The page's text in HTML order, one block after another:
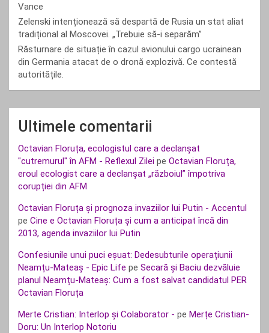
Vance
Zelenski intenționează să despartă de Rusia un stat aliat
tradițional al Moscovei. „Trebuie să-i separăm”
Răsturnare de situație în cazul avionului cargo ucrainean
din Germania atacat de o dronă explozivă. Ce contestă
autoritățile.
Ultimele comentarii
Octavian Floruța, ecologistul care a declanșat
"cutremurul" în AFM - Reflexul Zilei pe Octavian Floruța,
eroul ecologist care a declanșat „războiul” împotriva
corupției din AFM
Octavian Floruța și prognoza invaziilor lui Putin - Accentul
pe Cine e Octavian Floruța și cum a anticipat încă din
2013, agenda invaziilor lui Putin
Confesiunile unui puci eșuat: Dedesubturile operațiunii
Neamțu-Mateaș - Epic Life pe Secară și Baciu dezvăluie
planul Neamțu-Mateaș: Cum a fost salvat candidatul PER
Octavian Floruța
Merte Cristian: Interlop și Colaborator - pe Merțe Cristian-
Doru: Un Interlop Notoriu